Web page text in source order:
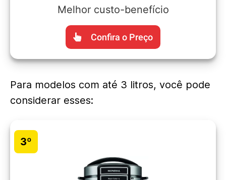
Melhor custo-benefício
Confira o Preço
Para modelos com até 3 litros, você pode
considerar esses:
3º